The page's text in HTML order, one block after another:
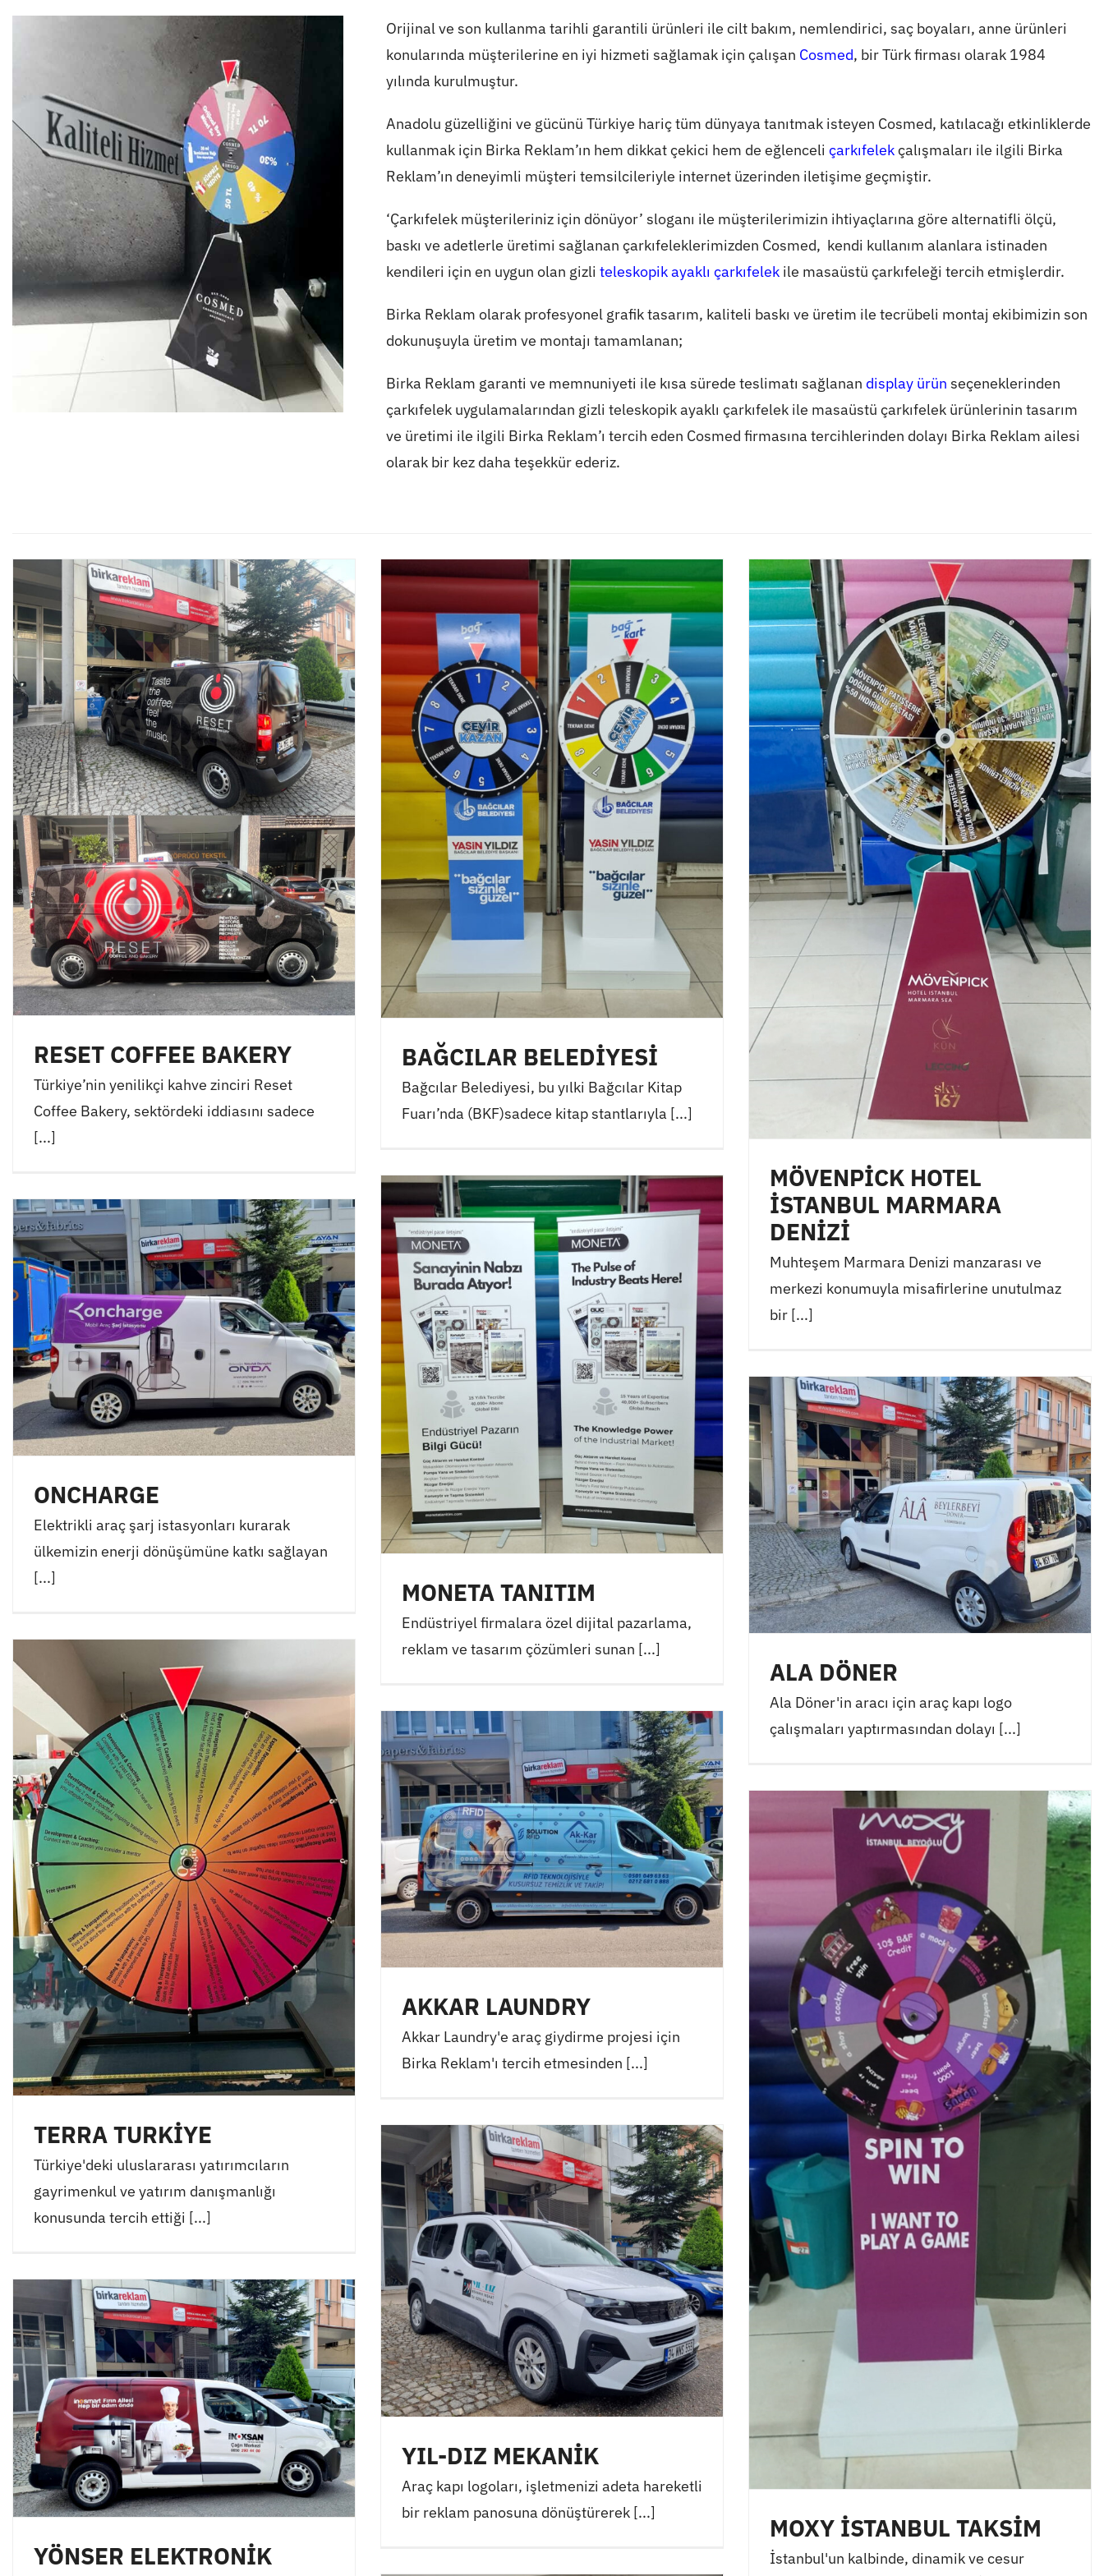
Orijinal ve son kullanma tarihli garantili ürünleri ile cilt bakım, nemlendirici, saç boyaları, anne ürünleri
konularında müşterilerine en iyi hizmeti sağlamak için çalışan Cosmed, bir Türk firması olarak 1984
yılında kurulmuştur.
Anadolu güzelliğini ve gücünü Türkiye hariç tüm dünyaya tanıtmak isteyen Cosmed, katılacağı etkinliklerde
kullanmak için Birka Reklam’ın hem dikkat çekici hem de eğlenceliçarkıfelekçalışmaları ile ilgili Birka
Reklam’ın deneyimli müşteri temsilcileriyle internet üzerinden iletişime geçmiştir.
‘Çarkıfelek müşterileriniz için dönüyor’ sloganı ile müşterilerimizin ihtiyaçlarına göre alternatifli ölçü,
baskı ve adetlerle üretimi sağlanan çarkıfeleklerimizden Cosmed, kendi kullanım alanlara istinaden
kendileri için en uygun olan gizliteleskopik ayaklı çarkıfelek ile masaüstü çarkıfeleği tercih etmişlerdir.
Birka Reklam olarak profesyonel grafik tasarım, kaliteli baskı ve üretim ile tecrübeli montaj ekibimizin son
dokunuşuyla üretim ve montajı tamamlanan;
Birka Reklam garanti ve memnuniyeti ile kısa sürede teslimatı sağlanan display ürün seçeneklerinden
çarkıfelek uygulamalarından gizli teleskopik ayaklı çarkıfelek ile masaüstü çarkıfelek ürünlerinin tasarım
ve üretimi ile ilgili Birka Reklam’ı tercih eden Cosmed firmasına tercihlerinden dolayı Birka Reklam ailesi
olarak bir kez daha teşekkür ederiz.
RESET COFFEE BAKERY
Türkiye’nin yenilikçi kahve zinciri Reset
Coffee Bakery, sektördeki iddiasını sadece
[...]
BAĞCILAR BELEDİYESİ
Bağcılar Belediyesi, bu yılki Bağcılar Kitap
Fuarı’nda (BKF)sadece kitap stantlarıyla [...]
MÖVENPİCK HOTEL
İSTANBUL MARMARA
DENİZİ
Muhteşem Marmara Denizi manzarası ve
merkezi konumuyla misafirlerine unutulmaz
bir [...]
MONETA TANITIM
Endüstriyel firmalara özel dijital pazarlama,
reklam ve tasarım çözümleri sunan [...]
ONCHARGE
Elektrikli araç şarj istasyonları kurarak
ülkemizin enerji dönüşümüne katkı sağlayan
[...]
ALA DÖNER
Ala Döner'in aracı için araç kapı logo
çalışmaları yaptırmasından dolayı [...]
TERRA TURKİYE
Türkiye'deki uluslararası yatırımcıların
gayrimenkul ve yatırım danışmanlığı
konusunda tercih ettiği [...]
AKKAR LAUNDRY
Akkar Laundry'e araç giydirme projesi için
Birka Reklam'ı tercih etmesinden [...]
MOXY İSTANBUL TAKSİM
İstanbul'un kalbinde, dinamik ve cesur
YIL-DIZ MEKANİK
Araç kapı logoları, işletmenizi adeta hareketli
bir reklam panosuna dönüştürerek [...]
YÖNSER ELEKTRONİK